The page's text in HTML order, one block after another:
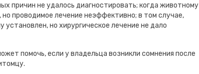
причин не удалось диагностировать; когда животному
но проводимое лечение неэффективно; в том случае,
установлен, но хирургическое лечение не дало
помочь, если у владельца возникли сомнения после